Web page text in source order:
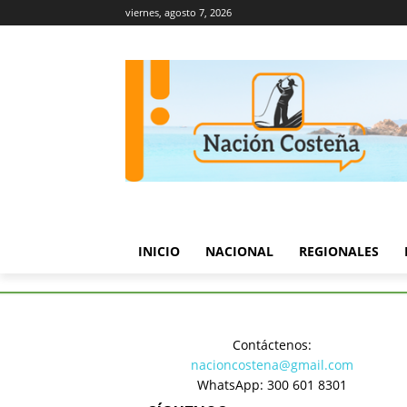
viernes, agosto 7, 2026
INICIO NACIONAL REGIONALES
Política
Partido
Contáctenos:
nacioncostena@gmail.com
WhatsApp: 300 601 8301